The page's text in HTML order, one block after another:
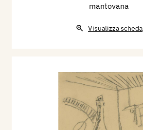
mantovana
Visualizza scheda